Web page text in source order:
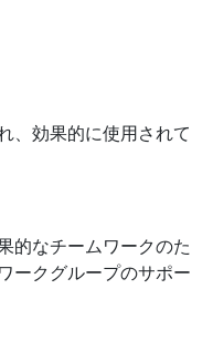
、効果的に使用されて
的なチームワークのた
ークグループのサポー